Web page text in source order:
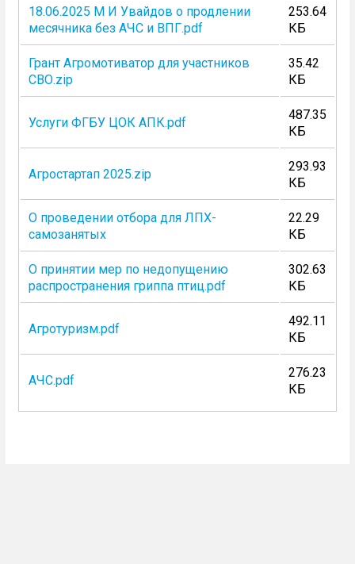
18.06.2025 М И Увайдов о продлении
месячника без АЧС и ВПГ.pdf
253.64
КБ
Грант Агромотиватор для участников
СВО.zip
35.42
КБ
Услуги ФГБУ ЦОК АПК.pdf
487.35
КБ
Агростартап 2025.zip
293.93
КБ
О проведении отбора для ЛПХ-
самозанятых
22.29
КБ
О принятии мер по недопущению
распространения гриппа птиц.pdf
302.63
КБ
Агротуризм.pdf
492.11
КБ
АЧС.pdf
276.23
КБ